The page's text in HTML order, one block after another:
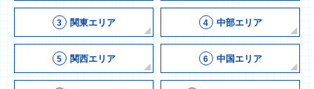
3 関東エリア 4 中部エリア
5 関西エリア 6 中国エリア